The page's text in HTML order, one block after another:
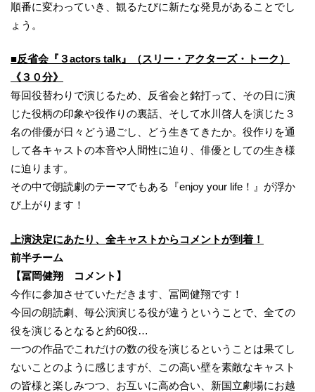
順番に変わっていき、観るたびに新たな発見があることでし
ょう。
■反省会『３actors talk』（スリー・アクターズ・トーク）
《３０分》
毎回役替わりで演じるため、反省会と銘打って、その日に演
じた役柄の印象や役作りの裏話、そして水川啓人を演じた３
名の俳優が日々どう過ごし、どう生きてきたか。役作りを通
して各キャストの本音や人間性に迫り、俳優としての生き様
に迫ります。
その中で朗読劇のテーマでもある『enjoy your life！』が浮か
び上がります！
上演決定にあたり、全キャストからコメントが到着！
前半チーム
【冨岡健翔 コメント】
今作に参加させていただきます、冨岡健翔です！
今回の朗読劇、毎公演演じる役が違うということで、全ての
役を演じるとなると約60役…
一つの作品でこれだけの数の役を演じるということは果てし
ないことのように感じますが、この高い壁を素敵なキャスト
の皆様と楽しみつつ、お互いに高め合い、新国立劇場にお越